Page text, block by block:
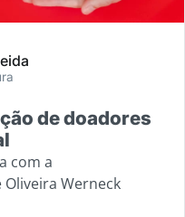
de doadores
com a
Werneck